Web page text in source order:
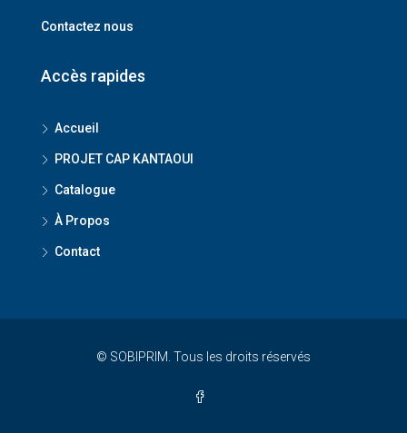
Contactez nous
Accès rapides
Accueil
PROJET CAP KANTAOUI
Catalogue
À Propos
Contact
© SOBIPRIM. Tous les droits réservés